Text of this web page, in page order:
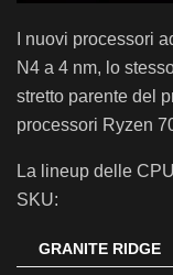
I nuovi processori
N4 a 4 nm, lo
stretto parente del
processori Ryzen
La lineup delle
SKU:
GRANITE RIDGE